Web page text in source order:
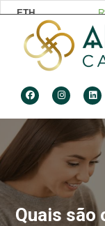
Quais são